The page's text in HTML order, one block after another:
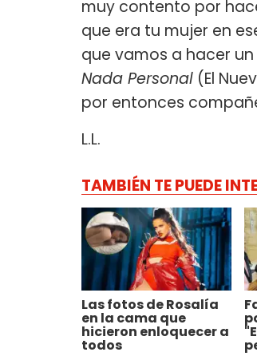
muy contento por
que era tu mujer en
que vamos a hacer
Nada Personal (El
por entonces
L.L.
TAMBIÉN TE PUEDE
Las fotos de Rosalía
en la cama que
hicieron enloquecer a
todos